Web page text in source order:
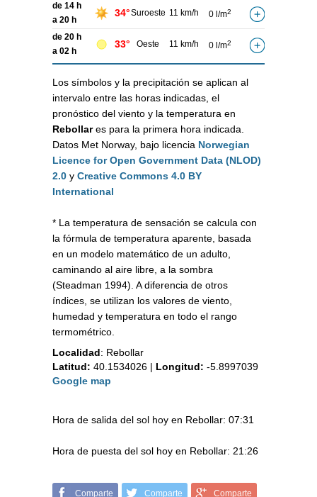
de 14 h
a 20 h
34°Suroeste 11 km/h 0 l/m2
de 20 h
a 02 h
33° Oeste 11 km/h 0 l/m2
Los símbolos y la precipitación se aplican al
intervalo entre las horas indicadas, el
pronóstico del viento y la temperatura en
Rebollares para la primera hora indicada.
Datos Met Norway, bajo licencia Norwegian
Licence for Open Government Data (NLOD)
2.0 y Creative Commons 4.0 BY
International
* La temperatura de sensación se calcula con
la fórmula de temperatura aparente, basada
en un modelo matemático de un adulto,
caminando al aire libre, a la sombra
(Steadman 1994). A diferencia de otros
índices, se utilizan los valores de viento,
humedad y temperatura en todo el rango
termométrico.
Localidad: Rebollar
Latitud: 40.1534026 | Longitud: -5.8997039
Google map
Hora de salida del sol hoy en Rebollar: 07:31
Hora de puesta del sol hoy en Rebollar: 21:26
Comparte Comparte Comparte